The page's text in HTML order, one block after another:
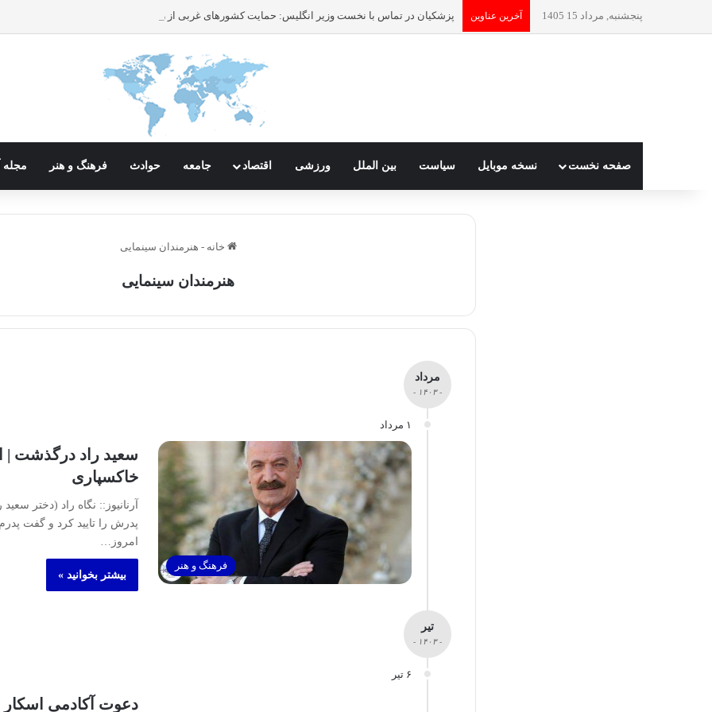
پنجشنبه, مرداد 15 1405 آخرین عناوین
صفحه نخست نسخه موبایل سیاست بین الملل ورزشی اقتصاد جامعه حوادث فرهنگ و هنر مجله
خانه - هنرمندان سینمایی
هنرمندان سینمایی
مرداد
- ۱۴۰۳ -
۱ مرداد
فرهنگ و هنر
سعید راد درگذشت |
خاکسپاری
آرنانیوز:: نگاه راد (دختر
امروز…
بیشتر بخوانید »
تیر
- ۱۴۰۳ -
۶ تیر